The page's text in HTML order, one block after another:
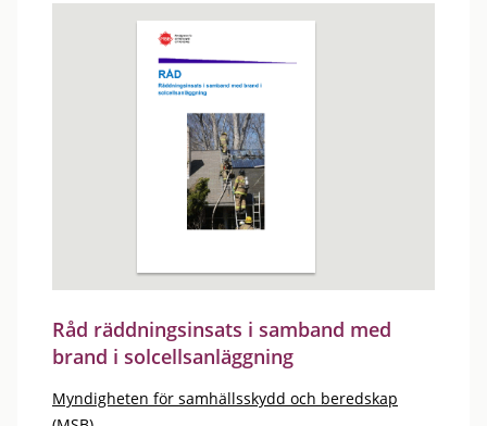
Råd räddningsinsats i samband med
brand i solcellsanläggning
Myndigheten för samhällsskydd och beredskap